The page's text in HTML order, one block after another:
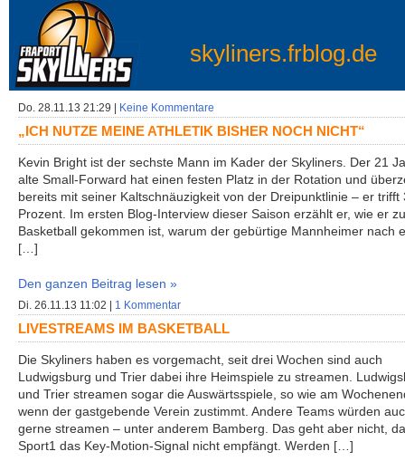
skyliners.frblog.de
Do. 28.11.13 21:29 | Keine Kommentare
„ICH NUTZE MEINE ATHLETIK BISHER NOCH NICHT“
Kevin Bright ist der sechste Mann im Kader der Skyliners. Der 21
alte Small-Forward hat einen festen Platz in der Rotation und
bereits mit seiner Kaltschnäuzigkeit von der Dreipunktlinie – er trifft
Prozent. Im ersten Blog-Interview dieser Saison erzählt er, wie er
Basketball gekommen ist, warum der gebürtige Mannheimer nach
[…]
Den ganzen Beitrag lesen »
Di. 26.11.13 11:02 | 1 Kommentar
LIVESTREAMS IM BASKETBALL
Die Skyliners haben es vorgemacht, seit drei Wochen sind auch
Ludwigsburg und Trier dabei ihre Heimspiele zu streamen.
und Trier streamen sogar die Auswärtsspiele, so wie am
wenn der gastgebende Verein zustimmt. Andere Teams würden
gerne streamen – unter anderem Bamberg. Das geht aber nicht, da
Sport1 das Key-Motion-Signal nicht empfängt. Werden […]